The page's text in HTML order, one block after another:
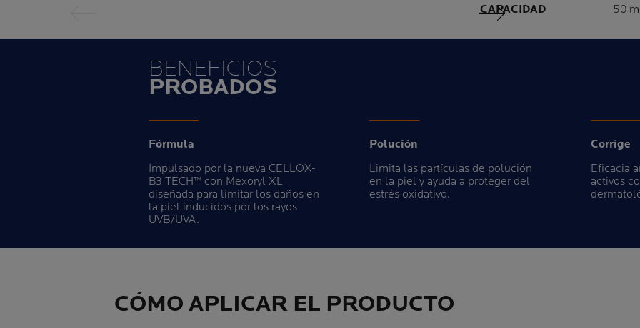
Siguiente PanelCAPACIDAD 50
BENEFICIOS
PROBADOS
Fórmula
Impulsado por la nueva CELLOX-
B3 TECH™ con Mexoryl XL
diseñada para limitar los daños en
la piel inducidos por los rayos
UVB/UVA.
Polución
Limita las partículas de polución
en la piel y ayuda a proteger del
estrés oxidativo.
Corrige
Eficacia
activos
CÓMO APLICAR EL PRODUCTO